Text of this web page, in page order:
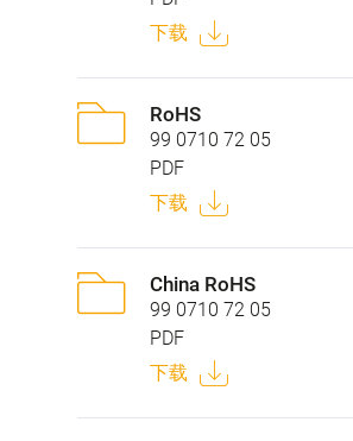
下载
RoHS
99 0710 72 05
PDF
下载
China RoHS
99 0710 72 05
PDF
下载